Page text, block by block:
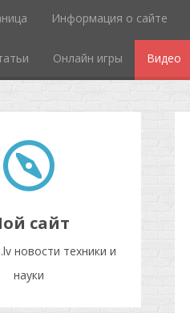
Информация о сайте
Онлайн игры Видео
сайт
новости техники и
науки